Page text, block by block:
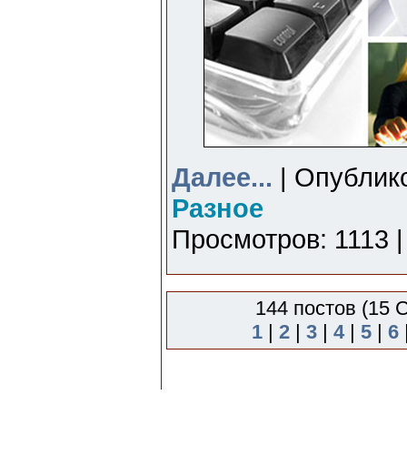
Далее... |
Разное
Просмотров: 1113
144 постов (15
1| 2| 3| 4| 5| 6